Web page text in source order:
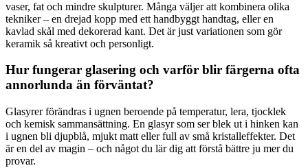
vaser, fat och mindre skulpturer. Många väljer att kombinera olika
tekniker – en drejad kopp med ett handbyggt handtag, eller en
kavlad skål med dekorerad kant. Det är just variationen som gör
keramik så kreativt och personligt.
Hur fungerar glasering och varför blir färgerna ofta
annorlunda än förväntat?
Glasyrer förändras i ugnen beroende på temperatur, lera, tjocklek
och kemisk sammansättning. En glasyr som ser blek ut i hinken kan
i ugnen bli djupblå, mjukt matt eller full av små kristalleffekter. Det
är en del av magin – och något du lär dig att förstå bättre ju mer du
provar.